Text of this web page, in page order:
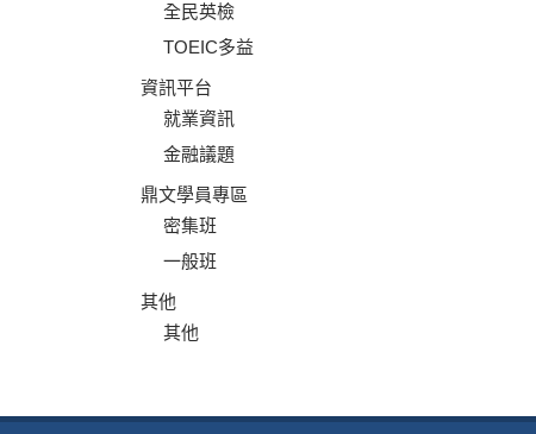
全民英檢
TOEIC多益
資訊平台
就業資訊
金融議題
鼎文學員專區
密集班
一般班
其他
其他